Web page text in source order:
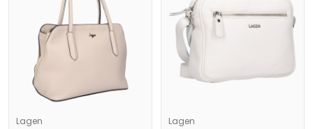
Lagen Lagen